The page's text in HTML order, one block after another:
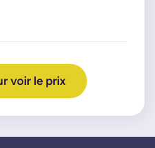
voir le prix